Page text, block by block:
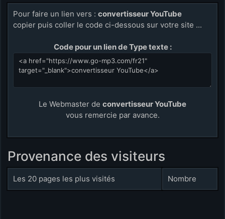
Pour faire un lien vers :convertisseur YouTube
copier puis coller le code ci-dessous sur votre site ...
Code pour un lien de Type texte :
Le Webmaster de convertisseur YouTube
vous remercie par avance.
Provenance des visiteurs
Les 20 pages les plus visités Nombre